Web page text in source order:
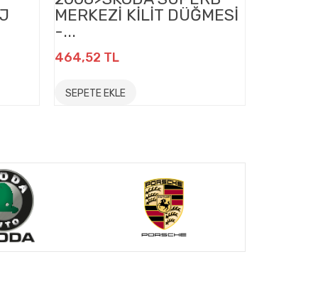
MERKEZİ KİLİT DÜĞMESİ
-...
464,52 TL
SEPETE EKLE